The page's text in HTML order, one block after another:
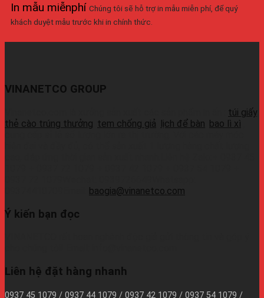
In mẫu miễnphí Chúng tôi sẽ hỗ trợ in mẫu miễn phí, để quý
khách duyệt mẫu trước khi in chính thức.
VINANETCO GROUP
túi giấy
thẻ cào trúng thưởng tem chống giả lịch để bàn bao lì xì
baogia@vinanetco.com
Ý kiến bạn đọc
Liên hệ đặt hàng nhanh
0937 45 1079 / 0937 44 1079 / 0937 42 1079 / 0937 54 1079 /